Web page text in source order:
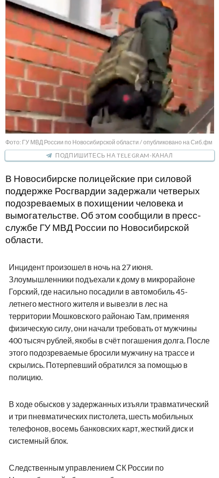
Фото: ГУ МВД России по Новосибирской области / опубликовано на Сиб.фм
ПОДПИШИТЕСЬ НА TELEGRAM-КАНАЛ
В Новосибирске полицейские при силовой
поддержке Росгвардии задержали четверых
подозреваемых в похищении человека и
вымогательстве. Об этом сообщили в пресс-
службе ГУ МВД России по Новосибирской
области.
Инцидент произошел в ночь на 27 июня.
Злоумышленники подъехали к дому в микрорайоне
Горский, где насильно посадили в автомобиль 45-
летнего местного жителя и вывезли в лес на
территории Мошковского районаю Там, применяя
физическую силу, они начали требовать от мужчины
400 тысяч рублей, якобы в счёт погашения долга. После
этого подозреваемые бросили мужчину на трассе и
скрылись. Потерпевший обратился за помощью в
полицию.
В ходе обысков у задержанных изъяли травматический
и три пневматических пистолета, шесть мобильных
телефонов, восемь банковских карт, жесткий диск и
системный блок.
Следственным управлением СК России по